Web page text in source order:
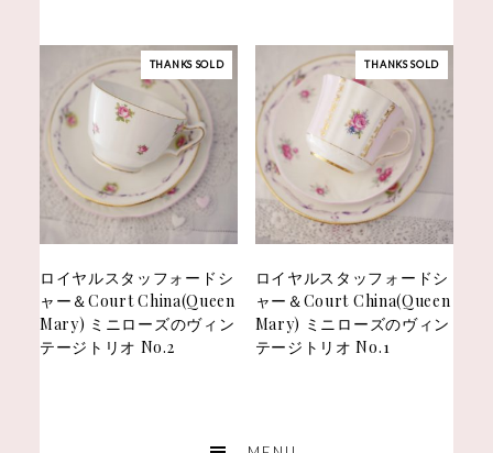
THANKS SOLD
ロイヤルスタッフォードシ
ャー＆Court China(Queen
Mary) ミニローズのヴィン
テージトリオ No.2
THANKS SOLD
ロイヤルスタッフォードシ
ャー＆Court China(Queen
Mary) ミニローズのヴィン
テージトリオ No.1